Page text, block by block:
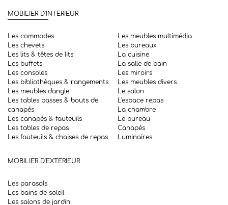
MOBILIER D'INTERIEUR
Les commodes
Les chevets
Les lits & têtes de lits
Les buffets
Les consoles
Les bibliothèques & rangements
Les meubles d'angle
Les tables basses & bouts de
canapés
Les canapés & fauteuils
Les tables de repas
Les fauteuils & chaises de repas
Les meubles multimédia
Les bureaux
La cuisine
La salle de bain
Les miroirs
Les meubles divers
Le salon
L'espace repas
La chambre
Le bureau
Canapés
Luminaires
MOBILIER D'EXTERIEUR
Les parasols
Les bains de soleil
Les salons de jardin